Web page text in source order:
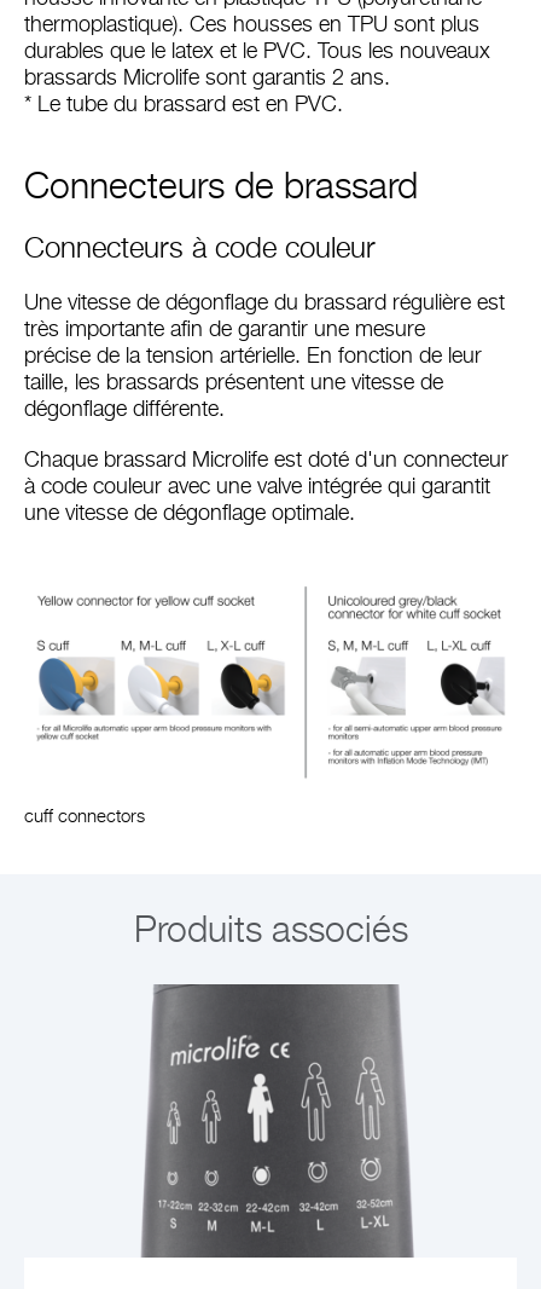
thermoplastique). Ces housses en TPU sont plus
durables que le latex et le PVC. Tous les nouveaux
brassards Microlife sont garantis 2 ans.
* Le tube du brassard est en PVC.
Connecteurs de brassard
Connecteurs à code couleur
Une vitesse de dégonflage du brassard régulière est
très importante afin de garantir une mesure
précise de la tension artérielle. En fonction de leur
taille, les brassards présentent une vitesse de
dégonflage différente.
Chaque brassard Microlife est doté d'un connecteur
à code couleur avec une valve intégrée qui garantit
une vitesse de dégonflage optimale.
cuff connectors
Produits associés